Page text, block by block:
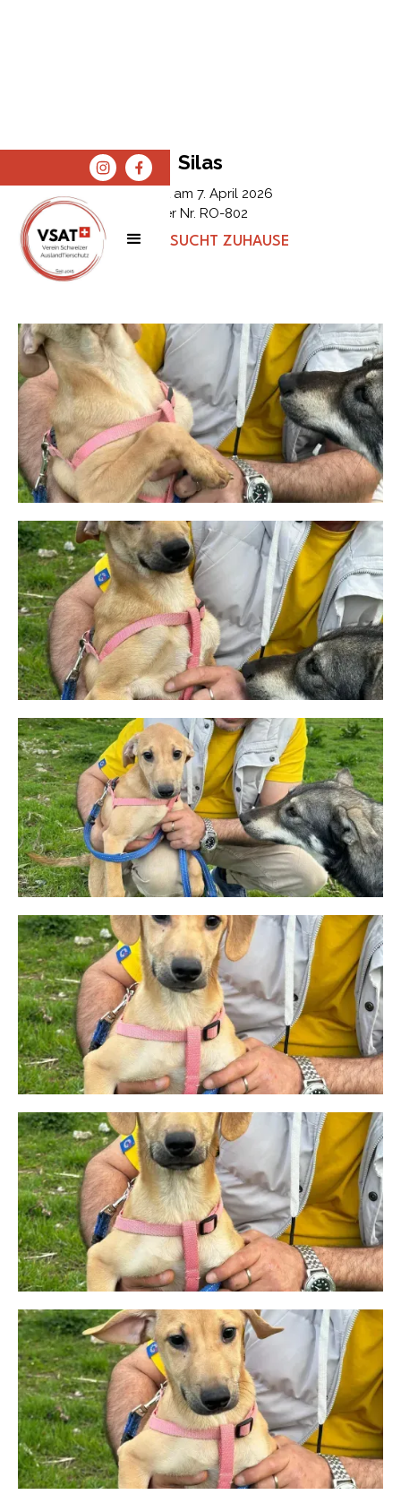
SPENDEN
SHOP
Silas
Erfasst am 7. April 2026
Tier Nr. RO-802
STATUS: SUCHT ZUHAUSE